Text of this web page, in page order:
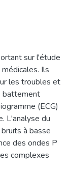
sur l'étude
Ils
les troubles et
battement
(ECG)
L'analyse du
à basse
des ondes P
complexes